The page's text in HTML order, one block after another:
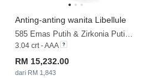
Anting-anting wanita Libellule
585 Emas Putih & Zirkonia Putih & Berlian
3.04 crt - AAA
RM 15,232.00
dari RM 1,843